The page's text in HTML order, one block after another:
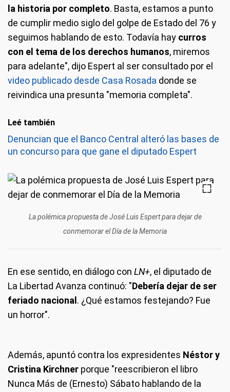
la historia por completo. Basta, estamos a punto
de cumplir medio siglo del golpe de Estado del 76 y
seguimos hablando de esto. Todavía hay curros
con el tema de los derechos humanos, miremos
para adelante", dijo Espert al ser consultado por el
video publicado desde Casa Rosada donde se
reivindica una presunta "memoria completa".
Leé también
Denuncian que el Banco Central alteró las bases de
un concurso para que gane el diputado Espert
La polémica propuesta de José Luis Espert para dejar de
conmemorar el Día de la Memoria
En ese sentido, en diálogo con LN+, el diputado de
La Libertad Avanza continuó: "Debería dejar de ser
feriado nacional . ¿Qué estamos festejando? Fue
un horror".
Además, apuntó contra los expresidentes Néstor y
Cristina Kirchner porque "reescribieron el libro
Nunca Más de (Ernesto) Sábato hablando de la